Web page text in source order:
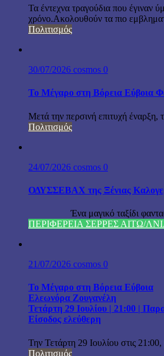
Τα έντεχνα τραγούδια που έγιναν
χρόνο.Ακολουθούν τα πιο
Πολιτισμός
30/07/2026 cosmos 0
Το Μέγαρο στη Βόρεια Εύβοια
Μετά την περσινή επιτυχή έναρξη,
Πολιτισμός
24/07/2026 cosmos 0
ΟΔΥΣΣΕΒΑΧ της Ξένιας
Ένα μαγικό ταξίδι φαντασίας,
ΠΕΡΙΦΕΡΕΙΑ ΣΕΡΡΕΣ ΑΙΤΩ/
21/07/2026 cosmos 0
Το Μέγαρο στη Βόρεια Εύβοια
Ελεωνόρα Ζουγανέλη
Τετάρτη 29 Ιουλίου | 21:00 |
Είσοδος ελεύθερη
Την Τετάρτη 29 Ιουλίου στις
Πολιτισμός